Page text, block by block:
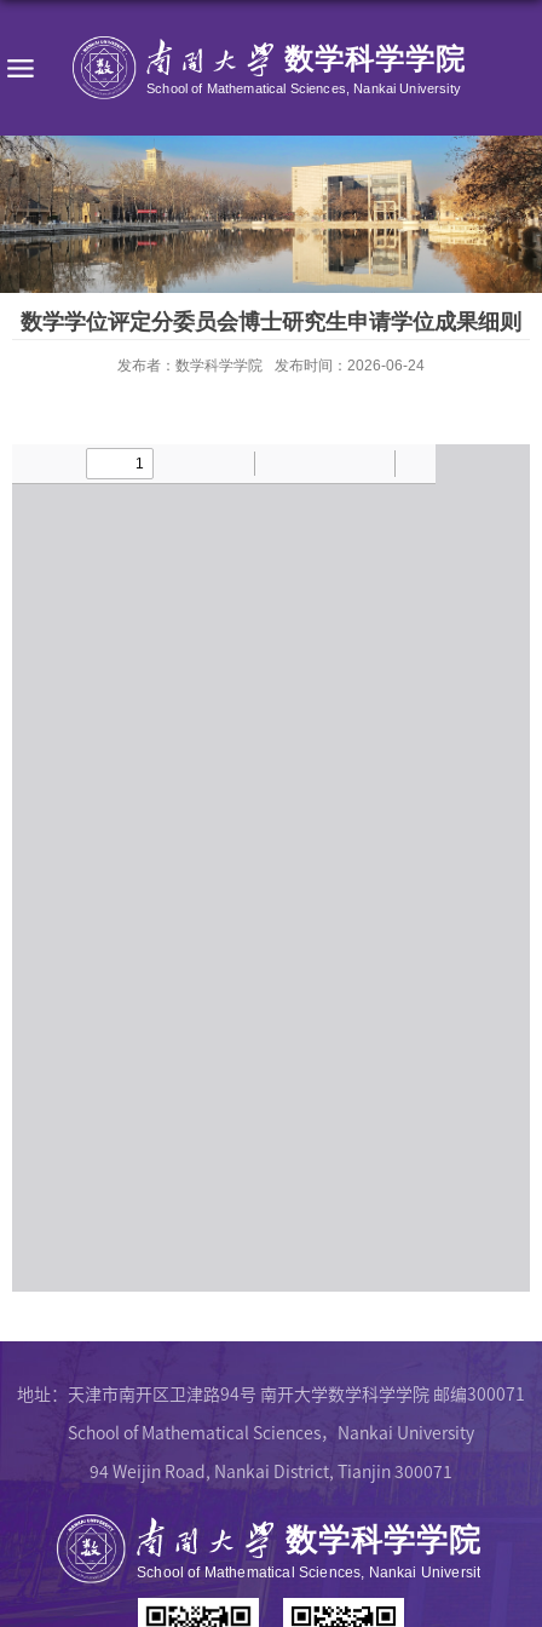
数学学位评定分委员会博士研究生申请学位成果细则
发布者：数学科学学院 发布时间：2026-06-24
地址：天津市南开区卫津路94号 南开大学数学科学学院 邮编300071
School of Mathematical Sciences，Nankai University
94 Weijin Road, Nankai District, Tianjin 300071